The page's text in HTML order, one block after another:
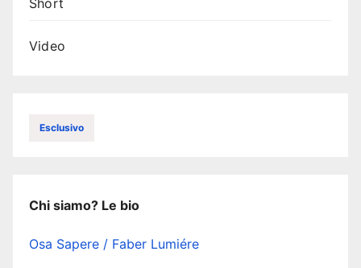
Short
Video
Esclusivo
Chi siamo? Le bio
Osa Sapere / Faber Lumiére